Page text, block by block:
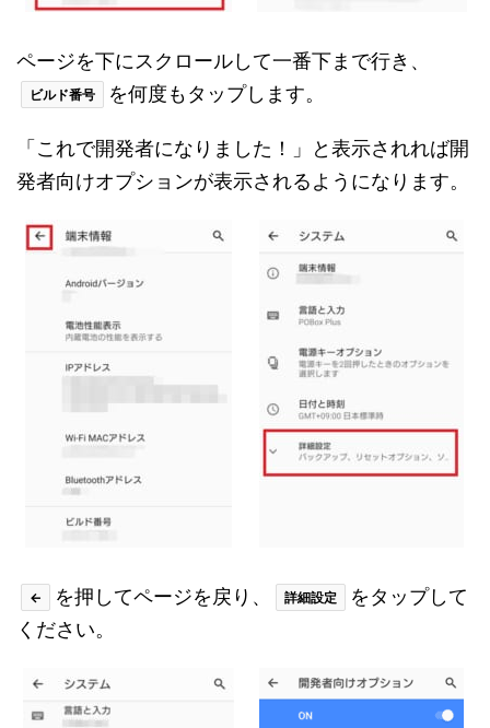
ページを下にスクロールして一番下まで行き、
ビルド番号 を何度もタップします。
「これで開発者になりました！」と表示されれば開
発者向けオプションが表示されるようになります。
← を押してページを戻り、 詳細設定
をタップして
ください。